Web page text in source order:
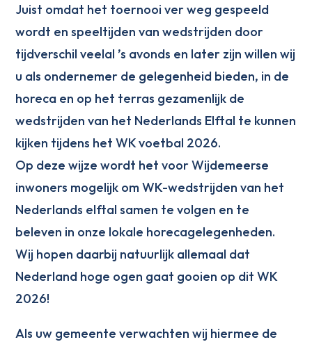
Juist omdat het toernooi ver weg gespeeld
wordt en speeltijden van wedstrijden door
tijdverschil veelal ’s avonds en later zijn willen wij
u als ondernemer de gelegenheid bieden, in de
horeca en op het terras gezamenlijk de
wedstrijden van het Nederlands Elftal te kunnen
kijken tijdens het WK voetbal 2026.
Op deze wijze wordt het voor Wijdemeerse
inwoners mogelijk om WK-wedstrijden van het
Nederlands elftal samen te volgen en te
beleven in onze lokale horecagelegenheden.
Wij hopen daarbij natuurlijk allemaal dat
Nederland hoge ogen gaat gooien op dit WK
2026!
Als uw gemeente verwachten wij hiermee de